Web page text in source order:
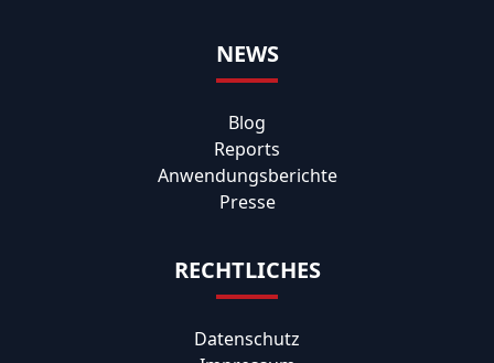
NEWS
Blog
Reports
Anwendungsberichte
Presse
RECHTLICHES
Datenschutz